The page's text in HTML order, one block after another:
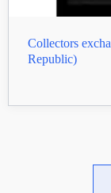
Collectors
Republic)